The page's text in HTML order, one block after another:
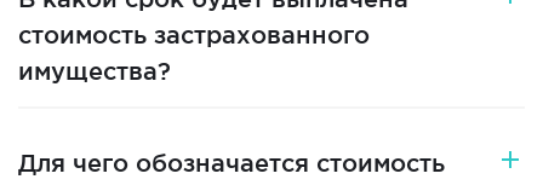
стоимость застрахованного
имущества?
Для чего обозначается стоимость